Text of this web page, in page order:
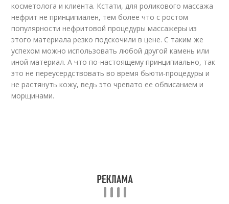
косметолога и клиента. Кстати, для роликового массажа
нефрит не принципиален, тем более что с ростом
популярности нефритовой процедуры массажеры из
этого материала резко подскочили в цене. С таким же
успехом можно использовать любой другой камень или
иной материал. А что по-настоящему принципиально, так
это не переусердствовать во время бьюти-процедуры и
не растянуть кожу, ведь это чревато ее обвисанием и
морщинами.